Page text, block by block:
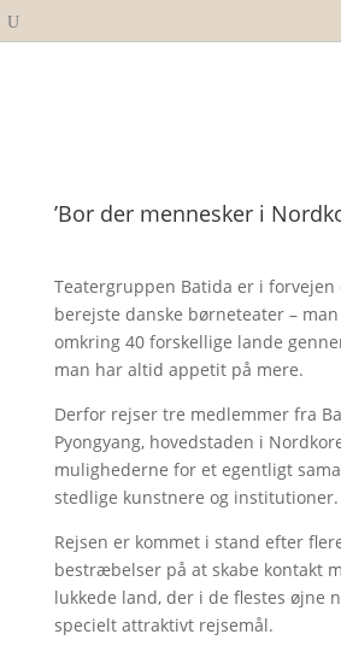
’Bor der mennesker i
Teatergruppen Batida er i forvejen
berejste danske børneteater –
omkring 40 forskellige lande
man har altid appetit på mere.
Derfor rejser tre medlemmer fra
Pyongyang, hovedstaden i
mulighederne for et egentligt
stedlige kunstnere og institutioner.
Rejsen er kommet i stand efter
bestræbelser på at skabe kontakt
lukkede land, der i de flestes øjne
specielt attraktivt rejsemål.